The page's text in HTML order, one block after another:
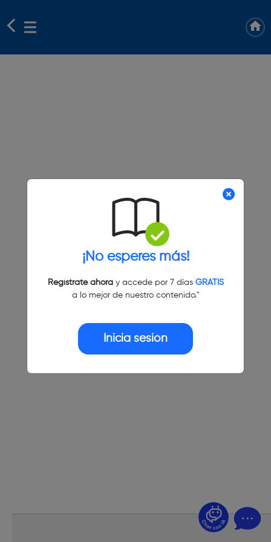
¡No esperes más!
Regístrate ahoray accede por 7 días GRATIS
a lo mejor de nuestro contenido."
Inicia sesión